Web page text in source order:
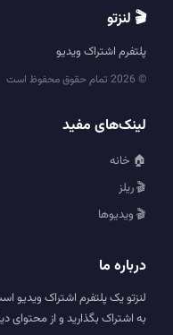
🎬 لنزتو
پلتفرم اشتراک ویدیو
© 2026 تمام حقوق محفوظ است
لینک‌های مفید
🏠 خانه
🎬 ریلز
🎬 ویدیوها
درباره ما
لنزتو یک پلتفرم اشتراک ویدیو
به اشتراک بگذارید و از محتوای